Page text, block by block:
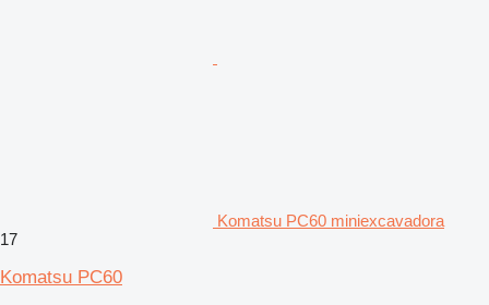
Komatsu PC60 miniexcavadora
17
Komatsu PC60